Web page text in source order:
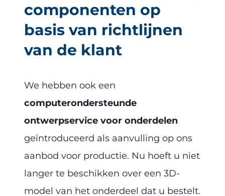
componenten op
basis van richtlijnen
van de klant
We hebben ook een
computerondersteunde
ontwerpservice voor onderdelen
geïntroduceerd als aanvulling op ons
aanbod voor productie. Nu hoeft u niet
langer te beschikken over een 3D-
model van het onderdeel dat u bestelt.